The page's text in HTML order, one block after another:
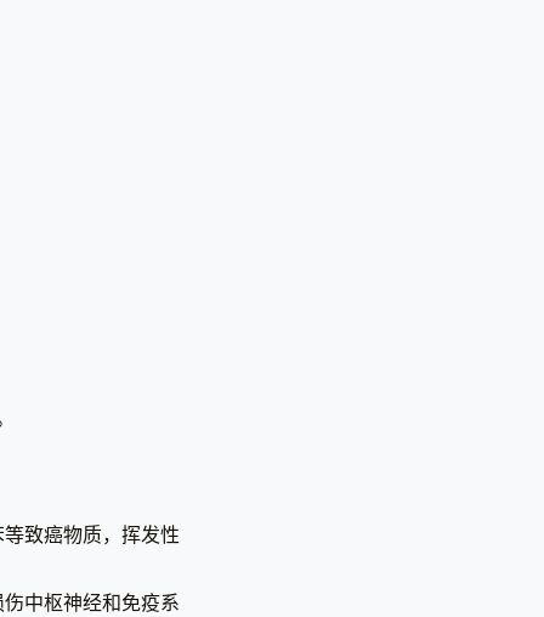
致癌物质，挥发性
中枢神经和免疫系